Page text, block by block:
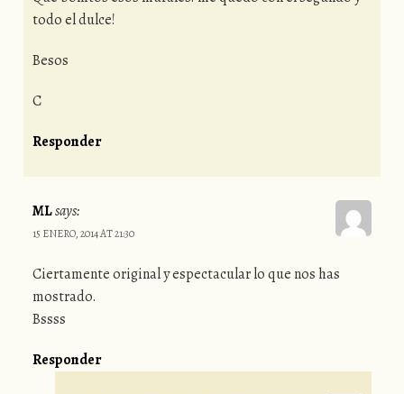
todo el dulce!
Besos
C
Responder
MLsays:
15 ENERO, 2014 AT 21:30
Ciertamente original y espectacular lo que nos has
mostrado.
Bssss
Responder